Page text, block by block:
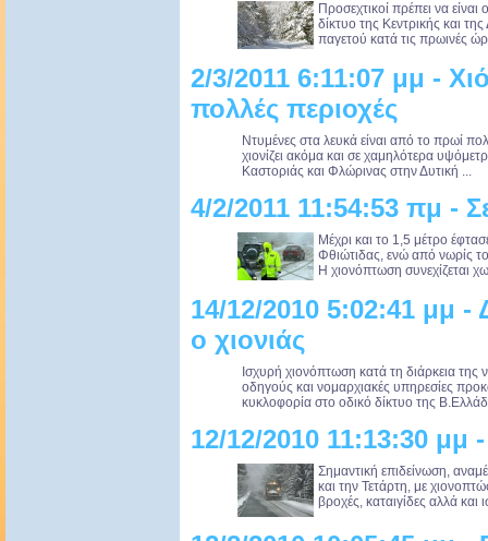
Προσεχτικοί πρέπει να
δίκτυο της Κεντρικής και
παγετού κατά τις πρωινές
2/3/2011 6:11:07 μμ -
πολλές περιοχές
Ντυμένες στα λευκά είναι από το πρωί
χιονίζει ακόμα και σε χαμηλότερα
Καστοριάς και Φλώρινας στην Δυτική ...
4/2/2011 11:54:53 πμ -
Μέχρι και το 1,5 μέτρο
Φθιώτιδας, ενώ από νωρίς
Η χιονόπτωση συνεχίζεται
14/12/2010 5:02:41 μμ -
ο χιονιάς
Ισχυρή χιονόπτωση κατά τη διάρκεια της
οδηγούς και νομαρχιακές υπηρεσίες
κυκλοφορία στο οδικό δίκτυο της
12/12/2010 11:13:30
Σημαντική επιδείνωση,
και την Τετάρτη, με
βροχές, καταιγίδες αλλά